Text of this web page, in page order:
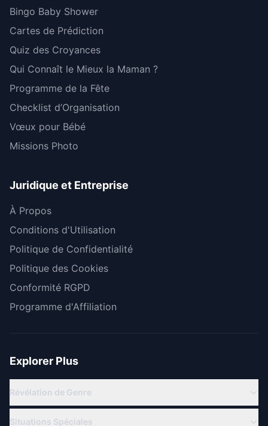
Bingo Baby Shower
Cartes de Prédiction
Quiz des Croyances
Qui Connaît le Mieux la Maman ?
Programme de la Fête
Checklist d’Organisation
Vœux pour Bébé
Missions Photo
Juridique et Entreprise
À Propos
Conditions d'Utilisation
Politique de Confidentialité
Politique des Cookies
Conformité RGPD
Programme d'Affiliation
Explorer Plus
Révélation de Genre
Situations Spéciales